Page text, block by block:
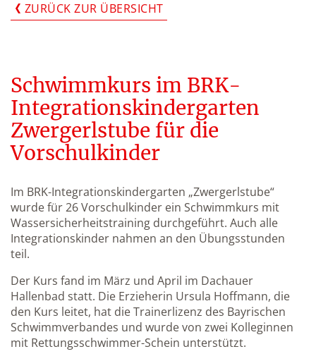
ZURÜCK ZUR ÜBERSICHT
Schwimmkurs im BRK-
Integrationskindergarten
Zwergerlstube für die
Vorschulkinder
Im BRK-Integrationskindergarten „Zwergerlstube“
wurde für 26 Vorschulkinder ein Schwimmkurs mit
Wassersicherheitstraining durchgeführt. Auch alle
Integrationskinder nahmen an den Übungsstunden
teil.
Der Kurs fand im März und April im Dachauer
Hallenbad statt. Die Erzieherin Ursula Hoffmann, die
den Kurs leitet, hat die Trainerlizenz des Bayrischen
Schwimmverbandes und wurde von zwei Kolleginnen
mit Rettungsschwimmer-Schein unterstützt.